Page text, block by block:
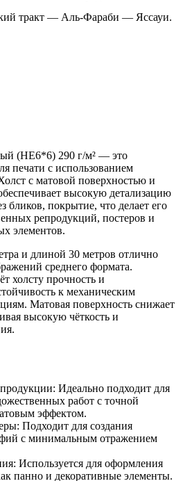
тракт — Аль-Фараби — Яссауи.
(HE6*6) 290 г/м² — это
печати с использованием
с матовой поверхностью и
высокую детализацию
бликов, покрытие, что делает его
репродукций, постеров и
элементов.
и длиной 30 метров отлично
среднего формата.
холсту прочность и
к механическим
Матовая поверхность снижает
высокую чёткость и
Идеально подходит для
работ с точной
эффектом.
Подходит для создания
с минимальным отражением
Используется для оформления
панно и декоративные элементы.